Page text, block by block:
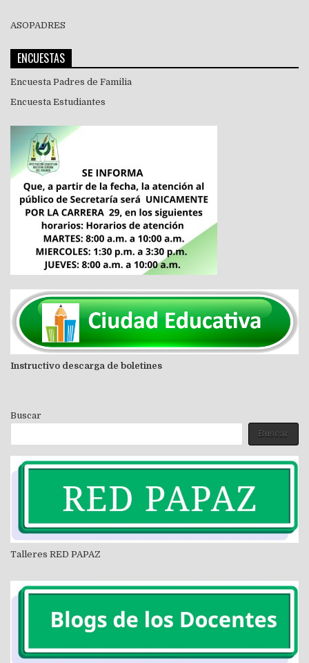
ASOPADRES
ENCUESTAS
Encuesta Padres de Familia
Encuesta Estudiantes
Instructivo descarga de boletines
Buscar
Buscar
Talleres RED PAPAZ